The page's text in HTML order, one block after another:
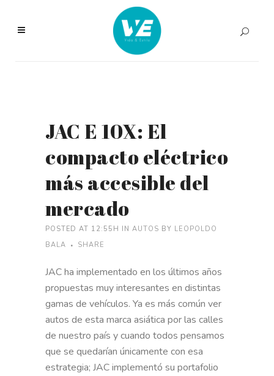
JAC E 10X: El
compacto eléctrico
más accesible del
mercado
POSTED AT 12:55H IN AUTOS BY LEOPOLDO
BALA
SHARE
JAC ha implementado en los últimos años
propuestas muy interesantes en distintas
gamas de vehículos. Ya es más común ver
autos de esta marca asiática por las calles
de nuestro país y cuando todos pensamos
que se quedarían únicamente con esa
estrategia; JAC implementó su portafolio